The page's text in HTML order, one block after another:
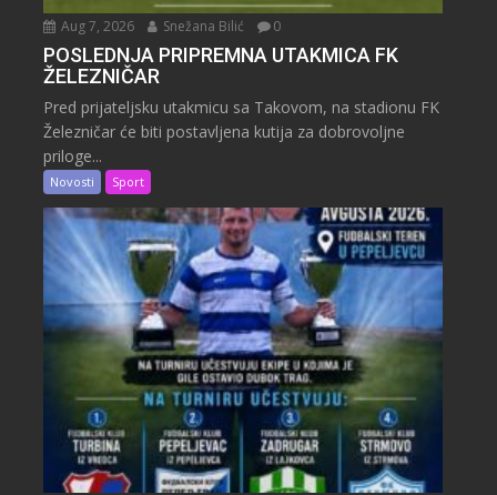
Aug 7, 2026 Snežana Bilić 0
POSLEDNJA PRIPREMNA UTAKMICA FK
ŽELEZNIČAR
Pred prijateljsku utakmicu sa Takovom, na stadionu FK
Železničar će biti postavljena kutija za dobrovoljne
priloge...
Novosti Sport